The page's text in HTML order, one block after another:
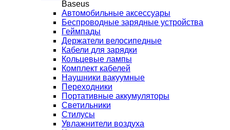
Baseus
Автомобильные аксессуары
Беспроводные зарядные устройства
Геймпады
Держатели велосипедные
Кабели для зарядки
Кольцевые лампы
Комплект кабелей
Наушники вакуумные
Переходники
Портативные аккумуляторы
Светильники
Стилусы
Увлажнители воздуха